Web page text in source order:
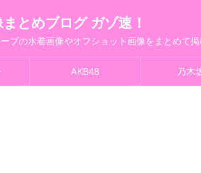
とめブログ ガゾ速！
プの水着画像やオフショット画像をまとめて掲
AKB48 乃木